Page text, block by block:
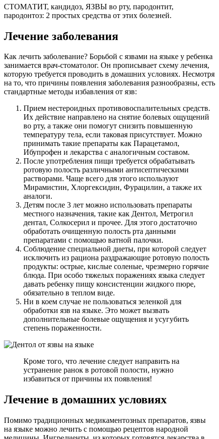
СТОМАТИТ, кандидоз, ЯЗВЫ во рту, пародонтит,
пародонтоз: 2 простых средства от этих болезней.
Лечение заболевания
Как лечить заболевание? Борьбой с язвами на языке у ребенка
занимается врач-стоматолог. Он прописывает схему лечения,
которую требуется проводить в домашних условиях. Несмотря
на то, что причины появления заболевания разнообразны, есть
стандартные методы избавления от язв:
Прием нестероидных противовоспалительных средств.
Их действие направлено на снятие болевых ощущений
во рту, а также они помогут снизить повышенную
температуру тела, если таковая присутствует. Можно
принимать такие препараты как Парацетамол,
Ибупрофен и лекарства с аналогичным составом.
После употребления пищи требуется обрабатывать
ротовую полость различными антисептическими
растворами. Чаще всего для этого используют
Мирамистин, Хлоргексидин, Фурацилин, а также их
аналоги.
Детям после 3 лет можно использовать препараты
местного назначения, такие как Дентол, Метрогил
дентал, Солкосерил и прочее. Для этого достаточно
обработать очищенную полость рта данными
препаратами с помощью ватной палочки.
Соблюдение специальной диеты, при которой следует
исключить из рациона раздражающие ротовую полость
продукты: острые, кислые соленые, чрезмерно горячие
блюда. При особо тяжелых поражениях языка следует
давать ребенку пищу консистенции жидкого пюре,
обязательно в теплом виде.
Ни в коем случае не пользоваться зеленкой для
обработки язв на языке. Это может вызвать
дополнительные болевые ощущения и усугубить
степень пораженности.
Кроме того, что лечение следует направить на
устранение ранок в ротовой полости, нужно
избавиться от причины их появления!
Лечение в домашних условиях
Помимо традиционных медикаментозных препаратов, язвы
на языке можно лечить с помощью рецептов народной